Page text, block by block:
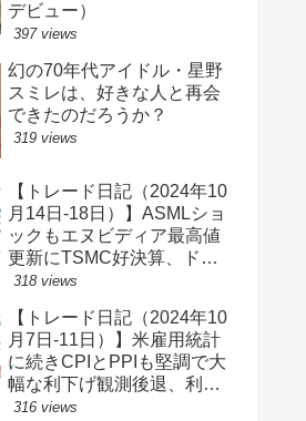
デビュー）
397 views
幻の70年代アイドル・星野
スミレは、好きな人と再会
できたのだろうか？
319 views
【トレード日記（2024年10
月14日-18日）】ASMLショ
ックもエヌビディア最高値
更新にTSMC好決算、ドル
円一時150円台、円安株高
340】
318 views
【トレード日記（2024年10
月7日-11日）】米雇用統計
に続きCPIとPPIも堅調で大
幅な利下げ観測後退、利回
り上昇・ドル買い、ダウと
316 views